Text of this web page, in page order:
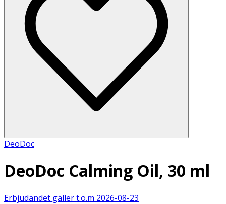
DeoDoc
DeoDoc Calming Oil, 30 ml
Erbjudandet gäller t.o.m 2026-08-23